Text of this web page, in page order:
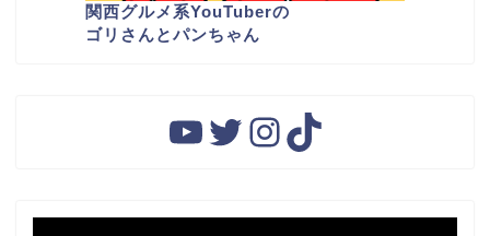
関西グルメ系YouTuberの
ゴリさんとパンちゃん